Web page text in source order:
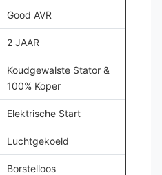
Good AVR
2 JAAR
Koudgewalste Stator &
100% Koper
Elektrische Start
Luchtgekoeld
Borstelloos